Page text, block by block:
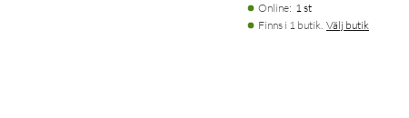
Online: 1 st
Finns i 1 butik. Välj butik